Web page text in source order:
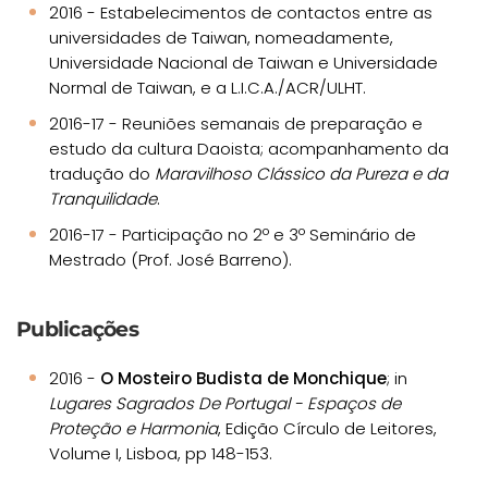
2016 - Estabelecimentos de contactos entre as
universidades de Taiwan, nomeadamente,
Universidade Nacional de Taiwan e Universidade
Normal de Taiwan, e a L.I.C.A./ACR/ULHT.
2016-17 - Reuniões semanais de preparação e
estudo da cultura Daoista; acompanhamento da
tradução do Maravilhoso Clássico da Pureza e da
Tranquilidade.
2016-17 - Participação no 2º e 3º Seminário de
Mestrado (Prof. José Barreno).
Publicações
2016 - O Mosteiro Budista de Monchique; in
Lugares Sagrados De Portugal - Espaços de
Proteção e Harmonia, Edição Círculo de Leitores,
Volume I, Lisboa, pp 148-153.